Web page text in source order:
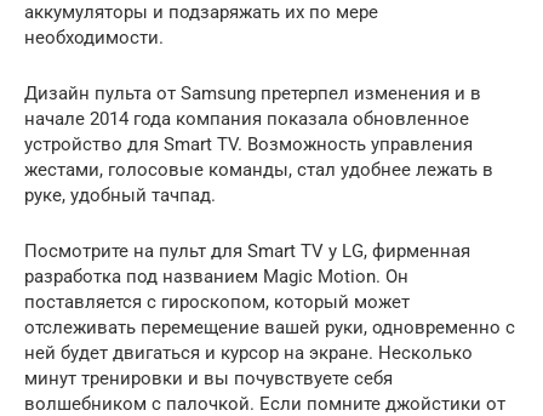
аккумуляторы и подзаряжать их по мере
необходимости.
Дизайн пульта от Samsung претерпел изменения и в
начале 2014 года компания показала обновленное
устройство для Smart TV. Возможность управления
жестами, голосовые команды, стал удобнее лежать в
руке, удобный тачпад.
Посмотрите на пульт для Smart TV у LG, фирменная
разработка под названием Magic Motion. Он
поставляется с гироскопом, который может
отслеживать перемещение вашей руки, одновременно с
ней будет двигаться и курсор на экране. Несколько
минут тренировки и вы почувствуете себя
волшебником с палочкой. Если помните джойстики от